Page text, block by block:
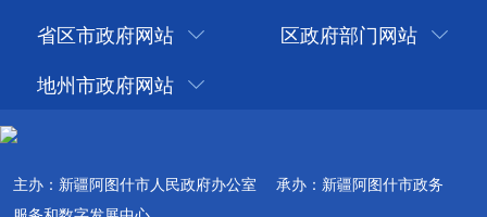
省区市政府网站
区政府部门网站
地州市政府网站
主办：新疆阿图什市人民政府办公室
承办：新疆阿图什市政务